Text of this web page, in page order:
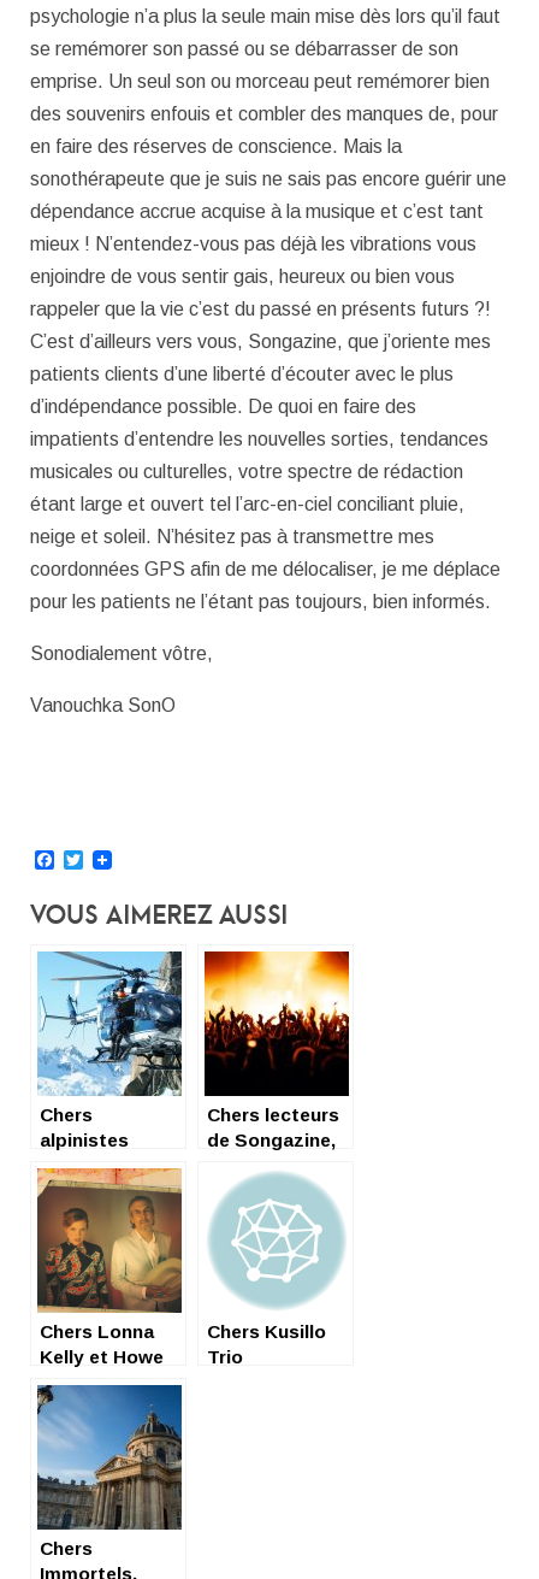
psychologie n’a plus la seule main mise dès lors qu’il faut
se remémorer son passé ou se débarrasser de son
emprise. Un seul son ou morceau peut remémorer bien
des souvenirs enfouis et combler des manques de, pour
en faire des réserves de conscience. Mais la
sonothérapeute que je suis ne sais pas encore guérir une
dépendance accrue acquise à la musique et c’est tant
mieux ! N’entendez-vous pas déjà les vibrations vous
enjoindre de vous sentir gais, heureux ou bien vous
rappeler que la vie c’est du passé en présents futurs ?!
C’est d’ailleurs vers vous, Songazine, que j’oriente mes
patients clients d’une liberté d’écouter avec le plus
d’indépendance possible. De quoi en faire des
impatients d’entendre les nouvelles sorties, tendances
musicales ou culturelles, votre spectre de rédaction
étant large et ouvert tel l’arc-en-ciel conciliant pluie,
neige et soleil. N’hésitez pas à transmettre mes
coordonnées GPS afin de me délocaliser, je me déplace
pour les patients ne l’étant pas toujours, bien informés.
Sonodialement vôtre,
Vanouchka SonO
Facebook
Twitter
Vous Aimerez Aussi
Chers
alpinistes
amputés
surmédiatisés,
Chers lecteurs
de Songazine,
Chers Lonna
Kelly et Howe
Gelb,
Chers Kusillo
Trio
Chers
Immortels,